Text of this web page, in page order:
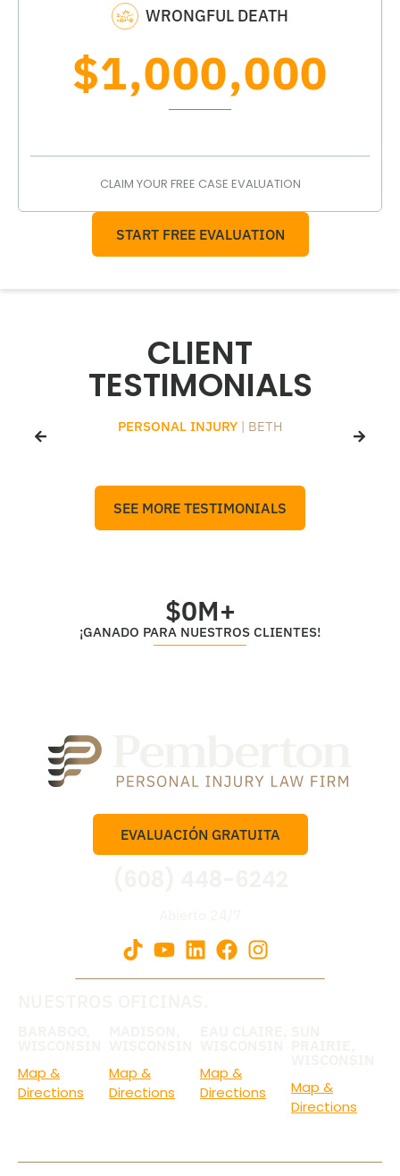
WRONGFUL DEATH
$1,000,000
CLAIM YOUR FREE CASE EVALUATION
START FREE EVALUATION
CLIENT
TESTIMONIALS
PERSONAL INJURY | BETH
SEE MORE TESTIMONIALS
¡GANADO PARA NUESTROS CLIENTES!
$0M+
EVALUACIÓN GRATUITA
Map &
Directions
Map &
Directions
Map &
Directions
Map &
Directions